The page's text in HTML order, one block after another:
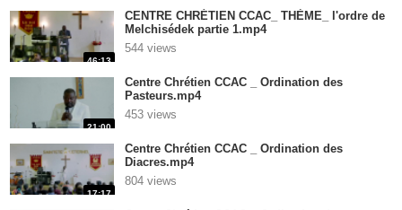
46:13
CENTRE CHRÉTIEN CCAC_ THÈME_ l'ordre de
Melchisédek partie 1.mp4
544 views
21:00
Centre Chrétien CCAC _ Ordination des
Pasteurs.mp4
453 views
17:17
Centre Chrétien CCAC _ Ordination des
Diacres.mp4
804 views